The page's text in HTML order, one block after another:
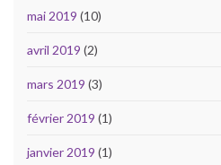
mai 2019 (10)
avril 2019 (2)
mars 2019 (3)
février 2019 (1)
janvier 2019 (1)